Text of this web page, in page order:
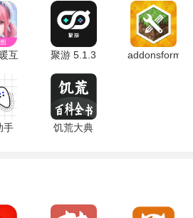
本，选择将喜欢的语音包下载到本
况下，也能随时播放，极大地方便
简评
户反馈系统也为软件的持续改进提
互
具
版
聚游 5.1.3
安卓版
手
饥荒大典